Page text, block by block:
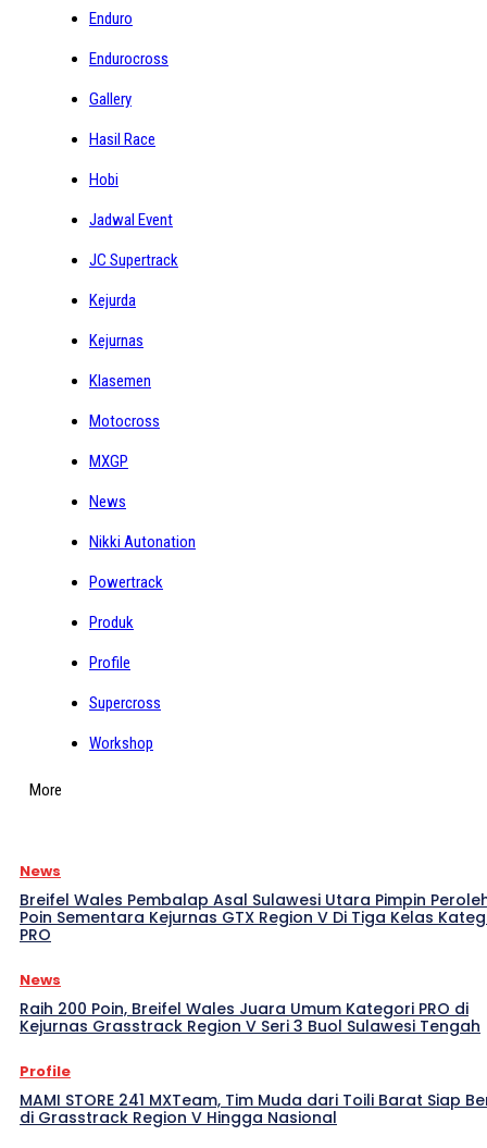
Enduro
Endurocross
Gallery
Hasil Race
Hobi
Jadwal Event
JC Supertrack
Kejurda
Kejurnas
Klasemen
Motocross
MXGP
News
Nikki Autonation
Powertrack
Produk
Profile
Supercross
Workshop
More
News
Breifel Wales Pembalap Asal Sulawesi Utara Pimpin
Poin Sementara Kejurnas GTX Region V Di Tiga Kelas
PRO
News
Raih 200 Poin, Breifel Wales Juara Umum Kategori PRO di
Kejurnas Grasstrack Region V Seri 3 Buol Sulawesi Tengah
Profile
MAMI STORE 241 MXTeam, Tim Muda dari Toili Barat Siap
di Grasstrack Region V Hingga Nasional